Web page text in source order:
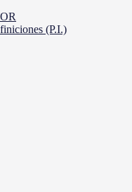
(P.I.)